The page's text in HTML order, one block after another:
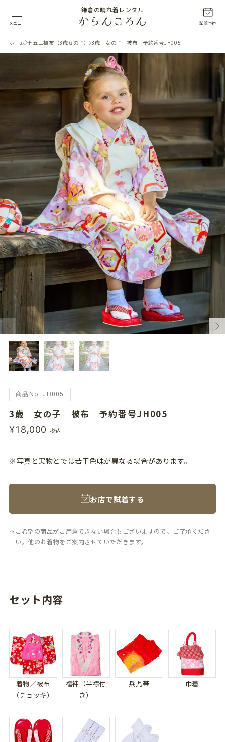
メニュー
鎌倉の晴れ着レンタル
試着予約
ホーム 七五三被布（3歳女の子） 3歳 女の子 被布 予約番号JH005
商品No. JH005
3歳 女の子 被布 予約番号JH005
¥18,000 税込
※写真と実物とでは若干色味が異なる場合があります。
お店で試着する
ご希望の商品がご用意できない場合もございますので、ご了承くださ
い。他のお着物をご案内させていただきます。
セット内容
着物／被布
（チョッキ）
襦袢（半襟付
き）
兵児帯 巾着